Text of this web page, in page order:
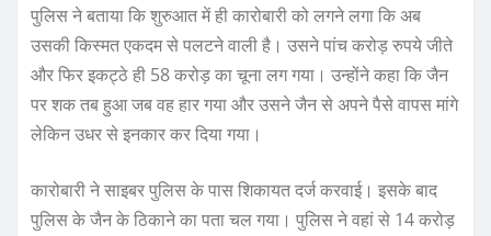
पुलिस ने बताया कि शुरुआत में ही कारोबारी को लगने लगा कि अब
उसकी किस्मत एकदम से पलटने वाली है। उसने पांच करोड़ रुपये जीते
और फिर इकट्ठे ही 58 करोड़ का चूना लग गया। उन्होंने कहा कि जैन
पर शक तब हुआ जब वह हार गया और उसने जैन से अपने पैसे वापस मांगे
लेकिन उधर से इनकार कर दिया गया।
कारोबारी ने साइबर पुलिस के पास शिकायत दर्ज करवाई। इसके बाद
पुलिस के जैन के ठिकाने का पता चल गया। पुलिस ने वहां से 14 करोड़